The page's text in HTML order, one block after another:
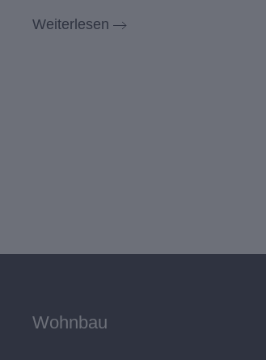
Weiterlesen
Wohnbau